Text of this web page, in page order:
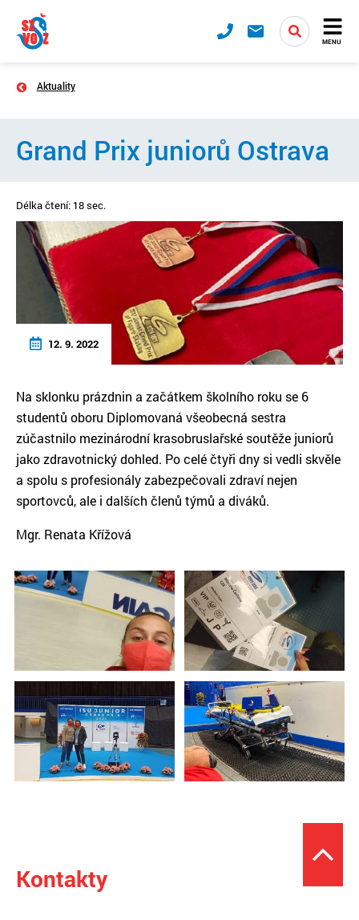
MENU
Aktuality
Grand Prix juniorů Ostrava
Délka čtení: 18 sec.
12. 9. 2022
Na sklonku prázdnin a začátkem školního roku se 6
studentů oboru Diplomovaná všeobecná sestra
zúčastnilo mezinárodní krasobruslařské soutěže juniorů
jako zdravotnický dohled. Po celé čtyři dny si vedli skvěle
a spolu s profesionály zabezpečovali zdraví nejen
sportovců, ale i dalších členů týmů a diváků.
Mgr. Renata Křížová
Kontakty